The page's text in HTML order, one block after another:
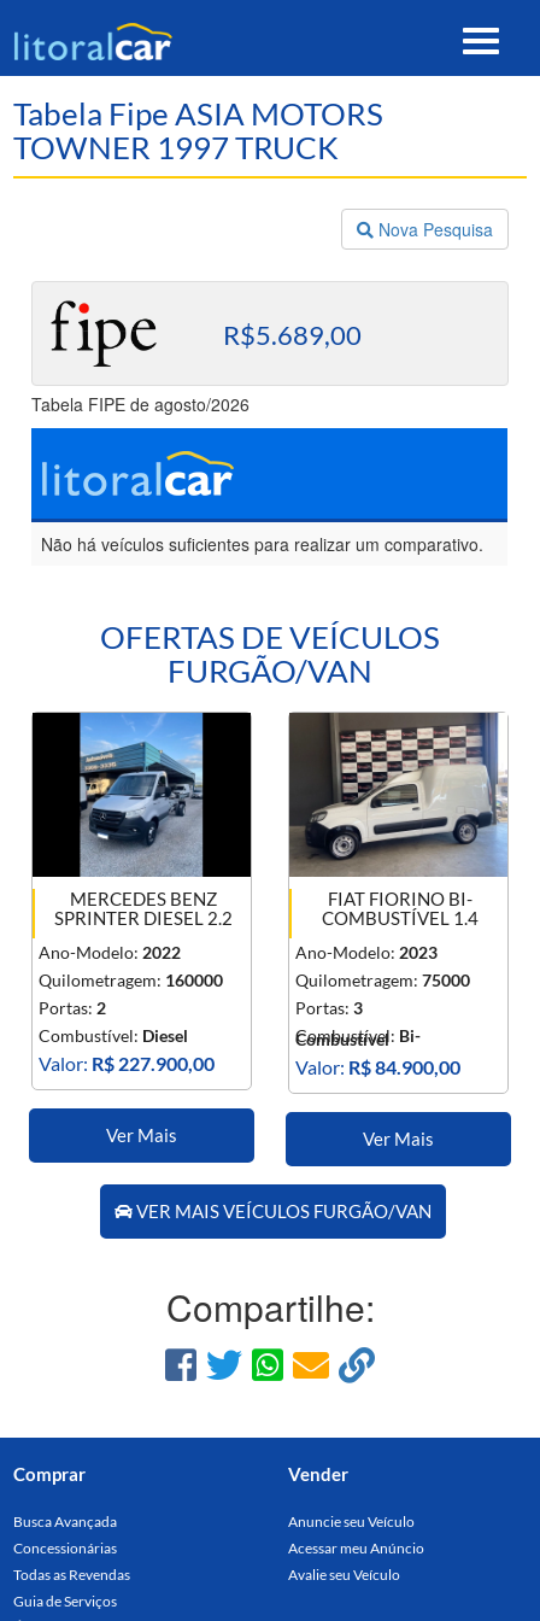
Toggle
Tabela Fipe ASIA MOTORS
TOWNER 1997 TRUCK
Nova Pesquisa
R$5.689,00
Tabela FIPE de agosto/2026
Não há veículos suficientes para realizar um comparativo.
OFERTAS DE VEÍCULOS
FURGÃO/VAN
MERCEDES BENZ
SPRINTER DIESEL 2.2
Ano-Modelo: 2022
Quilometragem: 160000
Portas: 2
Combustível: Diesel
Valor: R$ 227.900,00
Ver Mais
FIAT FIORINO BI-
COMBUSTÍVEL 1.4
Ano-Modelo: 2023
Quilometragem:75000
Portas:3
Combustível: Bi-
Combustível
Valor: R$ 84.900,00
Ver Mais
VER MAIS VEÍCULOS FURGÃO/VAN
Compartilhe:
Comprar
Busca Avançada
Concessionárias
Todas as Revendas
Guia de Serviços
Vender
Anuncie seu Veículo
Acessar meu Anúncio
Avalie seu Veículo